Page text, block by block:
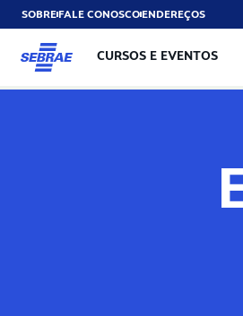
SOBREFALE CONOSCOENDEREÇOS
CURSOS E EVENTOS